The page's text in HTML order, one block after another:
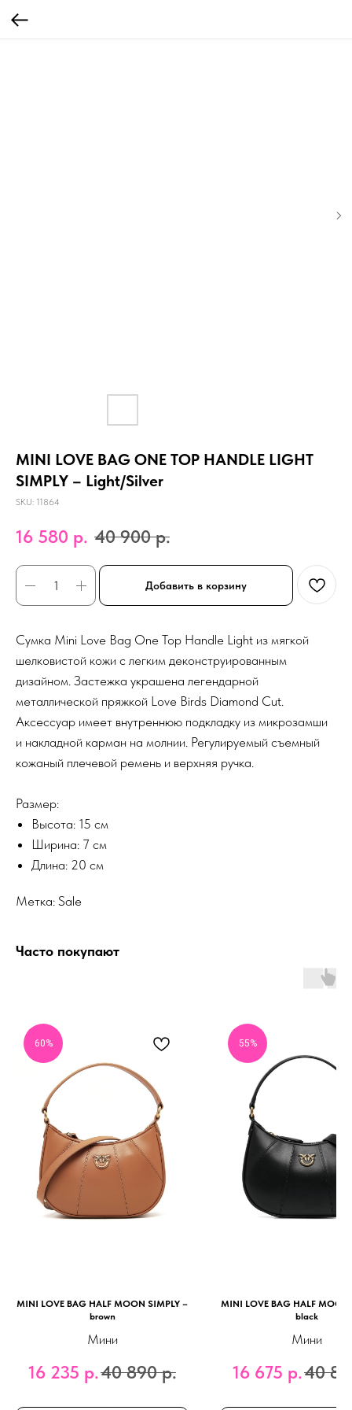
MINI LOVE BAG ONE TOP HANDLE LIGHT
SIMPLY – Light/Silver
SKU: 11864
16 580 р. 40 900 р.
Добавить в корзину
Сумка Mini Love Bag One Top Handle Light из мягкой
шелковистой кожи с легким деконструированным
дизайном. Застежка украшена легендарной
металлической пряжкой Love Birds Diamond Cut.
Аксессуар имеет внутреннюю подкладку из микрозамши
и накладной карман на молнии. Регулируемый съемный
кожаный плечевой ремень и верхняя ручка.
Размер:
Высота: 15 см
Ширина: 7 см
Длина: 20 см
Метка: Sale
Часто покупают
60%
MINI LOVE BAG HALF MOON SIMPLY –
brown
Мини
16 235 р.40 890 р.
55%
MINI LOVE BAG HALF MOON
black
Мини
16 675 р.40